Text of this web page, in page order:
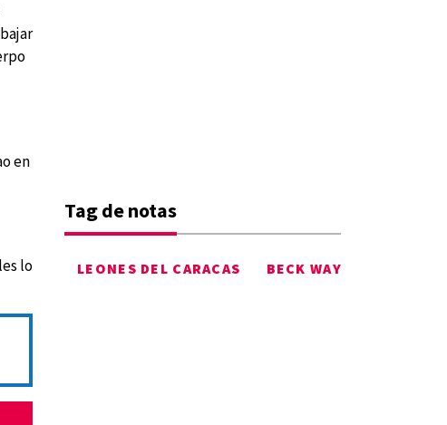
en
lo
Tag de notas
LEONES DEL CARACAS BECK WAY